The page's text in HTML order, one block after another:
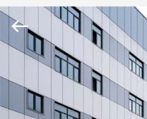
পণ্য
KaFa
Fabrication
All
Rights
Reserved.